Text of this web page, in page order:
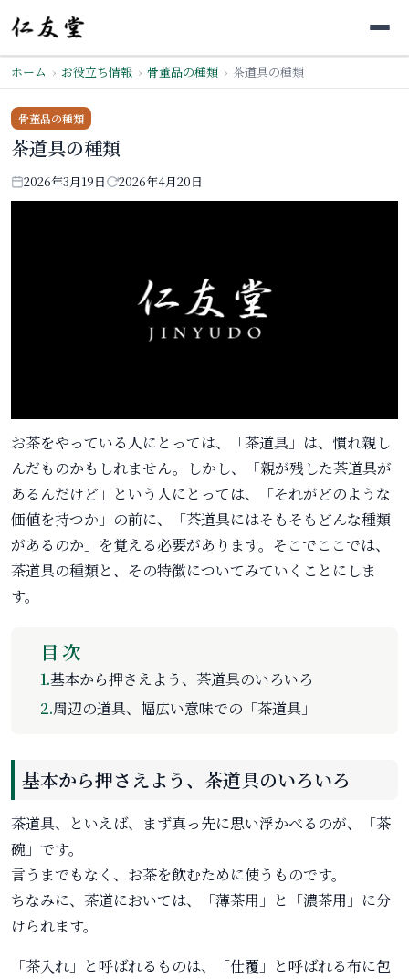
ホーム お役立ち情報 骨董品の種類 茶道具の種類
骨董品の種類
茶道具の種類
2026年3月19日 2026年4月20日
お茶をやっている人にとっては、「茶道具」は、慣れ親し
んだものかもしれません。しかし、「親が残した茶道具が
あるんだけど」という人にとっては、「それがどのような
価値を持つか」の前に、「茶道具にはそもそもどんな種類
があるのか」を覚える必要があります。そこでここでは、
茶道具の種類と、その特徴についてみていくことにしま
す。
目次
1.基本から押さえよう、茶道具のいろいろ
2.周辺の道具、幅広い意味での「茶道具」
基本から押さえよう、茶道具のいろいろ
茶道具、といえば、まず真っ先に思い浮かべるのが、「茶
碗」です。
言うまでもなく、お茶を飲むために使うものです。
ちなみに、茶道においては、「薄茶用」と「濃茶用」に分
けられます。
「茶入れ」と呼ばれるものは、「仕覆」と呼ばれる布に包